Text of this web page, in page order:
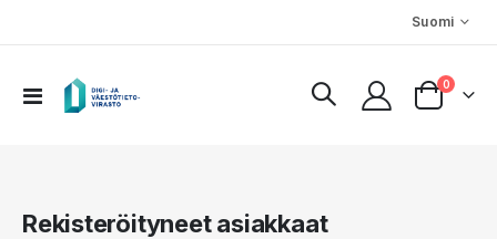
Kieli
Suomi
Toggle
Nav
Cart
0tuotteet
Rekisteröityneet asiakkaat